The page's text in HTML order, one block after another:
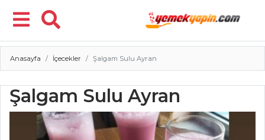
Menü
Anasayfa İçecekler Şalgam Sulu Ayran
Şalgam Sulu Ayran